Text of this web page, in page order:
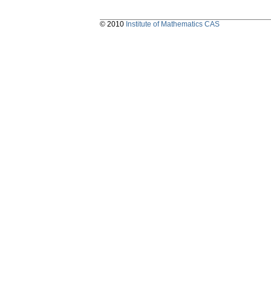
© 2010 Institute of Mathematics CAS